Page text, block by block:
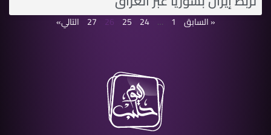
« السابق 1
…
24
25
26
27 التالي»